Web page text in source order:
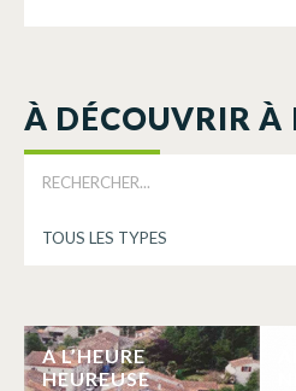
À DÉCOUVRIR
A L’HEURE
HEUREUSE